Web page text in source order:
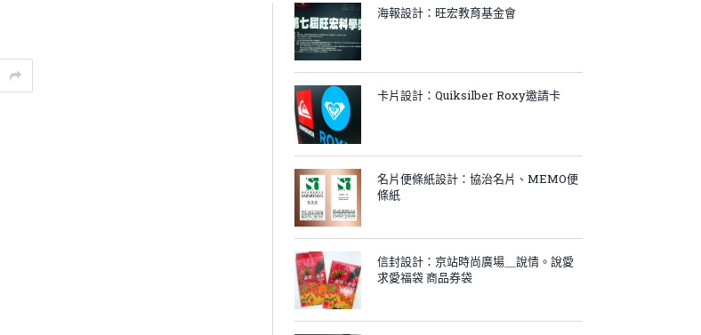
海報設計：旺宏教育基金會
卡片設計：Quiksilber Roxy邀請卡
名片便條紙設計：協治名片、MEMO便
條紙
信封設計：京站時尚廣場＿說情。說愛
求愛福袋 商品券袋